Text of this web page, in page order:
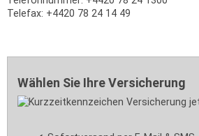
Telefax: +4420 78 24 14 49
Wählen Sie Ihre Versicherung